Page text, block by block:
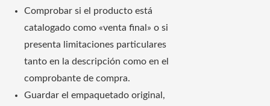
Comprobar si el producto está
catalogado como «venta final» o si
presenta limitaciones particulares
tanto en la descripción como en el
comprobante de compra.
Guardar el empaquetado original,